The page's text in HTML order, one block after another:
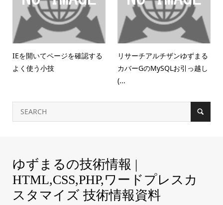
IEを開いてページを確認する
よく使う小技
リサーチアルチザンゆずまる
カバーGのMySQLお引っ越し
(...
ゆずまるの技術情報 |
HTML,CSS,PHP,ワードプレスカ
スタマイズ 技術情報資料